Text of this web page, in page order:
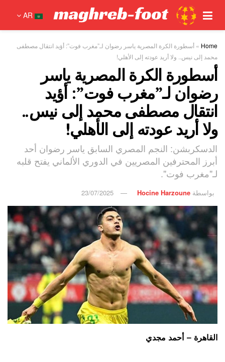
AR
Home
» أسطورة الكرة المصرية ياسر رضوان لـ”مغرب فوت”: أؤيد انتقال مصطفى
محمد إلى نيس.. ولا أريد عودته إلى الأهلي!
أسطورة الكرة المصرية ياسر
رضوان لـ”مغرب فوت”: أؤيد
انتقال مصطفى محمد إلى نيس..
ولا أريد عودته إلى الأهلي!
الدسكربشن: النجم المصري السابق ياسر رضوان أحد
أبرز المحترفين المصريين في الدوري الألماني يفتح قلبه
لـ"مغرب فوت".
بواسطة Hocine Harzoune
23/07/2025
القاهرة – أحمد مجدي